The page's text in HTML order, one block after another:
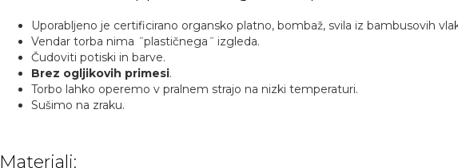
Uporabljeno je certificirano organsko platno, bombaž, svila iz bambusovih
Vendar torba nima ˝plastičnega˝ izgleda.
Čudoviti potiski in barve.
Brez ogljikovih primesi.
Torbo lahko operemo v pralnem strajo na nizki temperaturi.
Sušimo na zraku.
Materiali: